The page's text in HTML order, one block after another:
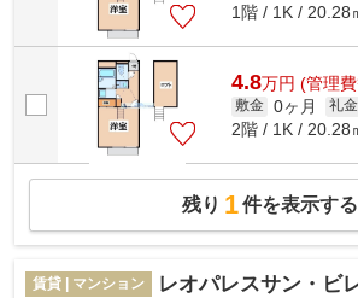
1階 / 1K / 20.28
4.8万円 (管理
敷金 0ヶ月 礼金
2階 / 1K / 20.28
残り 1件を表示する
賃貸 | マンション レオパレスサン・ビ